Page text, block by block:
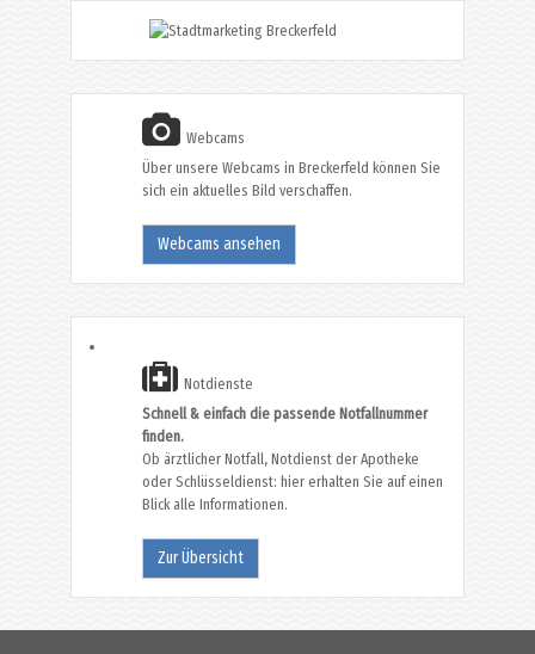
Webcams
Über unsere Webcams in Breckerfeld können Sie
sich ein aktuelles Bild verschaffen.
Webcams ansehen
Notdienste
Schnell & einfach die passende Notfallnummer
finden.
Ob ärztlicher Notfall, Notdienst der Apotheke
oder Schlüsseldienst: hier erhalten Sie auf einen
Blick alle Informationen.
Zur Übersicht